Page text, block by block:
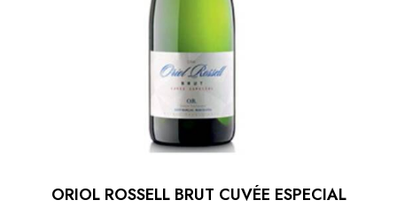
ORIOL ROSSELL BRUT CUVÉE ESPECIAL